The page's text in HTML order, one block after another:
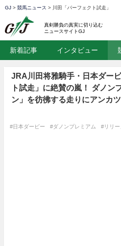
GJ > 競馬ニュース > 川田「パーフェクト試走」
真剣勝負の真実に切り込む
ニュースサイトGJ
新着記事 インタビュー
JRA川田将雅騎手・日本ダー
ト試走」に絶賛の嵐！ ダノン
ン」を彷彿する走りにアンカツ
#日本ダービー #ダノンプレミアム #リリ